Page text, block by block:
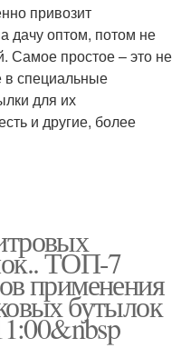
привозит
дачу оптом, потом не
Самое простое – это не
в специальные
для их
и другие, более
ТОП-7
применения
бутылок